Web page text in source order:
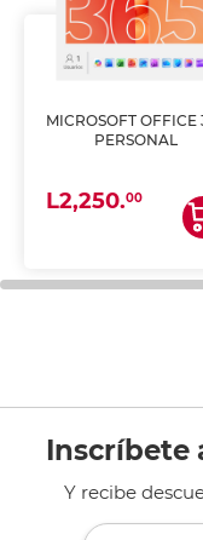
MICROSOFT OFFICE
PERSONAL
L2,250.00
Inscríbete
Y recibe